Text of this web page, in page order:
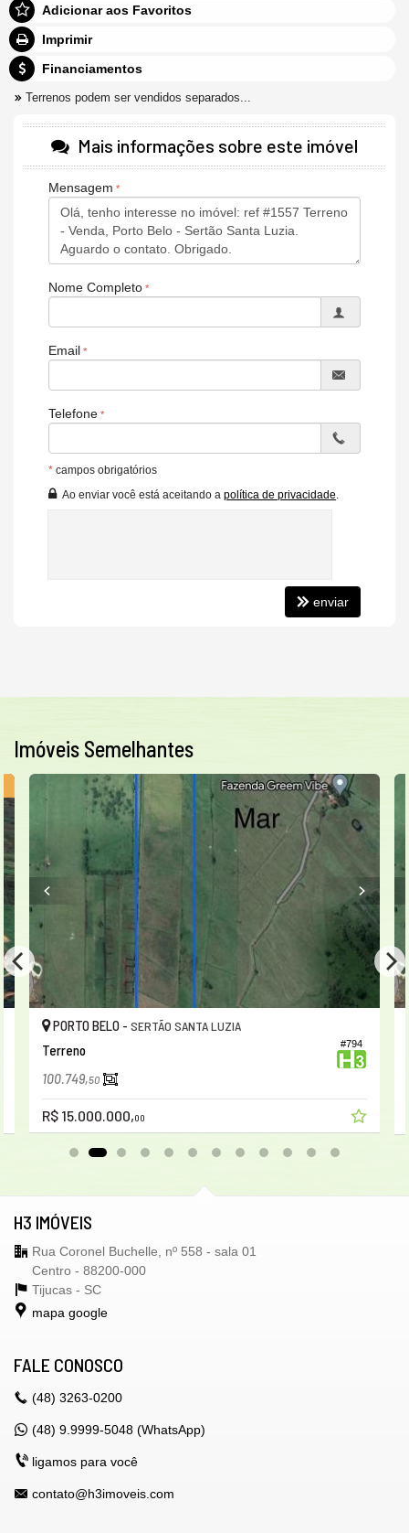
Adicionar aos Favoritos
Imprimir
Financiamentos
Terrenos podem ser vendidos separados...
Mais informações sobre este imóvel
Mensagem
Nome Completo
Email
Telefone
* campos obrigatórios
Ao enviar você está aceitando a política de privacidade
enviar
Imóveis Semelhantes
#794
PORTO BELO - SERTÃO SANTA LUZIA
Terreno
100.749,50
R$ 15.000.000,00
H3 IMÓVEIS
Rua Coronel Buchelle, nº 558 - sala 01
Centro - 88200-000
Tijucas - SC
mapa google
FALE CONOSCO
(48) 3263-0200
(48) 9.9999-5048 (WhatsApp)
ligamos para você
contato@h3imoveis.com